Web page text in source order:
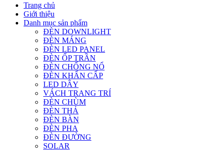
Trang chủ
Giới thiệu
Danh mục sản phẩm
ĐÈN DOWNLIGHT
ĐÈN MÁNG
ĐÈN LED PANEL
ĐÈN ỐP TRẦN
ĐÈN CHỐNG NỔ
ĐÈN KHẨN CẤP
LED DÂY
VÁCH TRANG TRÍ
ĐÈN CHÙM
ĐÈN THẢ
ĐÈN BÀN
ĐÈN PHA
ĐÈN ĐƯỜNG
SOLAR